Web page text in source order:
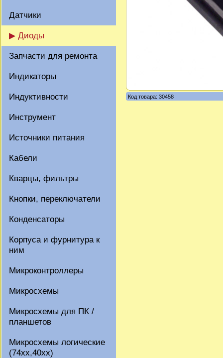
Датчики
▶ Диоды
Запчасти для ремонта
Индикаторы
Индуктивности
Инструмент
Источники питания
Кабели
Кварцы, фильтры
Кнопки, переключатели
Конденсаторы
Корпуса и фурнитура к
ним
Микроконтроллеры
Микросхемы
Микросхемы для ПК /
планшетов
Микросхемы логические
(74xx,40xx)
Код товара: 30458